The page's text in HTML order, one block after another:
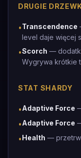
DRUGIE
•Transcendence
level daje więcej
•Scorch —
Wygrywa krótkie
STAT SHARDY
•Adaptive Force
•Adaptive Force
•Health —